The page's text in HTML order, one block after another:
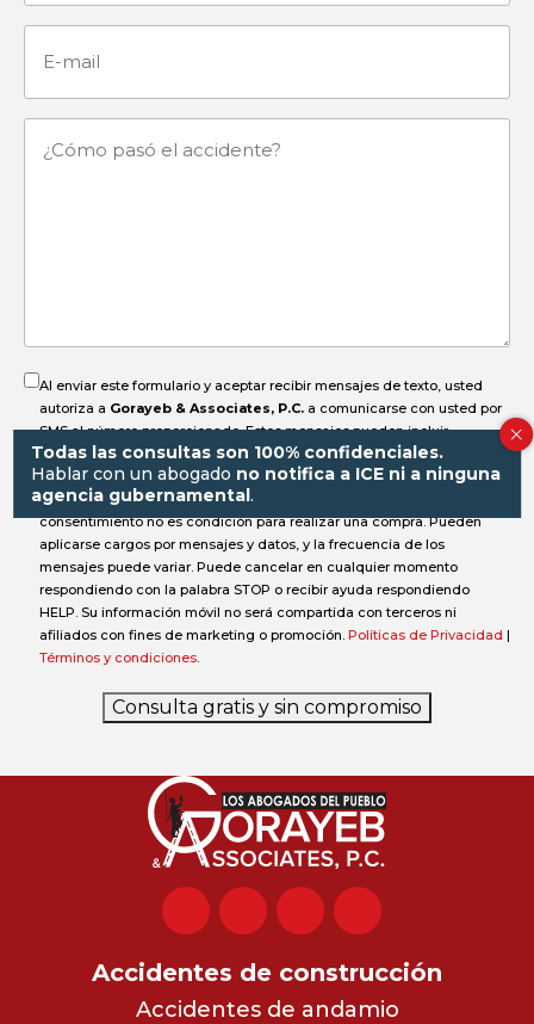
¿Cómo
Al enviar este formulario y aceptar recibir mensajes de texto, usted
autoriza a Gorayeb & Associates, P.C. a comunicarse con usted por
SMS al número proporcionado. Estos mensajes pueden incluir
información sobre su caso, solicitudes de documentos,
actualizaciones de estado, recordatorios de fechas importantes o
notificaciones, y pueden enviarse de forma automática. Su
consentimiento no es condición para realizar una compra. Pueden
aplicarse cargos por mensajes y datos, y la frecuencia de los
mensajes puede variar. Puede cancelar en cualquier momento
respondiendo con la palabra STOP o recibir ayuda respondiendo
HELP. Su información móvil no será compartida con terceros ni
afiliados con fines de marketing o promoción. Políticas de Privacidad |
Términos y condiciones.
Consulta gratis y sin compromiso
Accidentes de construcción
Accidentes de andamio
Todas las consultas son 100% confidenciales.
Hablar con un abogado no notifica a ICE ni a ninguna
agencia gubernamental.